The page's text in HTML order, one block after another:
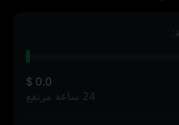
$ 0.0
24 ساعة مرتفع